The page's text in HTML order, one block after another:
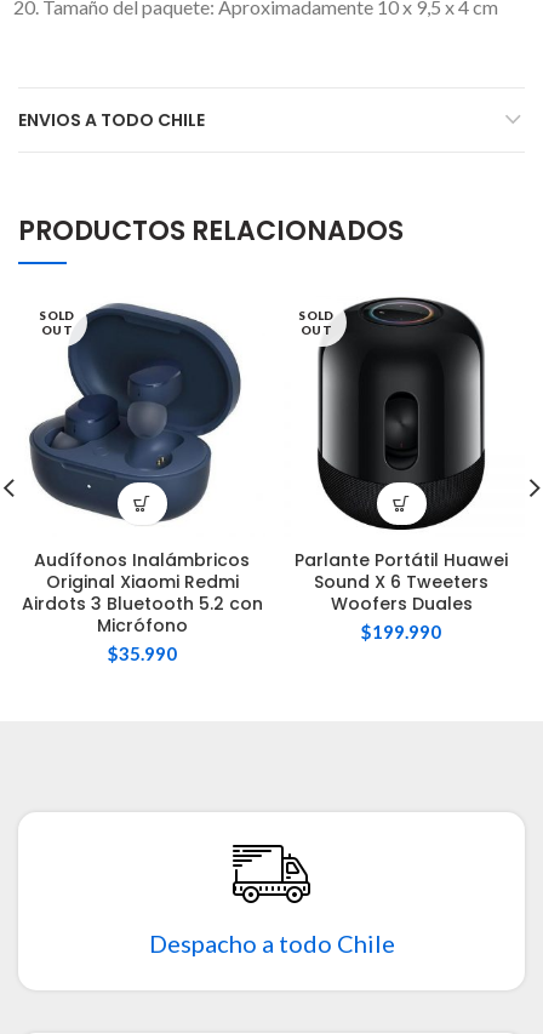
Tamaño del paquete: Aproximadamente 10 x 9,5 x 4 cm
ENVIOS A TODO CHILE
PRODUCTOS RELACIONADOS
SOLD
OUT
Audífonos Inalámbricos
Original Xiaomi Redmi
Airdots 3 Bluetooth 5.2 con
Micrófono
$35.990
SOLD
OUT
Parlante Portátil Huawei
Sound X 6 Tweeters
Woofers Duales
$199.990
Despacho a todo Chile